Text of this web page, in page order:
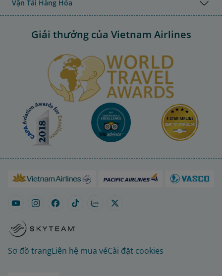
Vận Tải Hàng Hóa
Giải thưởng của Vietnam Airlines
Sơ đồ trangLiên hệ mua véCài đặt cookies